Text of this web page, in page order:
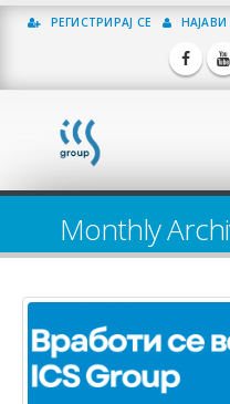
РЕГИСТРИРАЈ СЕ НАЈАВИ
Monthly